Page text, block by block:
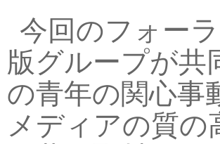
今回のフォー
版グループが
の青年の関心事
メディアの質